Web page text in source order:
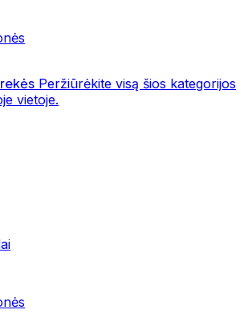
Peržiūrėkite visą šios kategorijos
vietoje.